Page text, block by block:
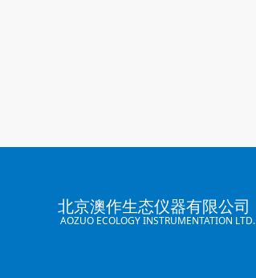
北京澳作生态仪器有限公司
AOZUO ECOLOGY INSTRUMENTATION LTD.